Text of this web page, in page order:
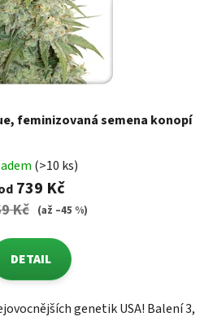
feminizovaná semena konopí
(>10 ks)
739 Kč
Kč (až –45 %)
DETAIL
genetik USA! Balení 3,